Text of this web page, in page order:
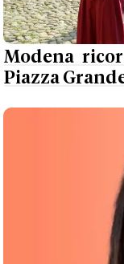
Modena
Piazza